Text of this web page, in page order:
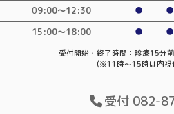
09:00〜12:30 ● ●
15:00～18:00
● ●
受付開始・終了時間：診療15分
(※11時～15時は内視
受付 082-